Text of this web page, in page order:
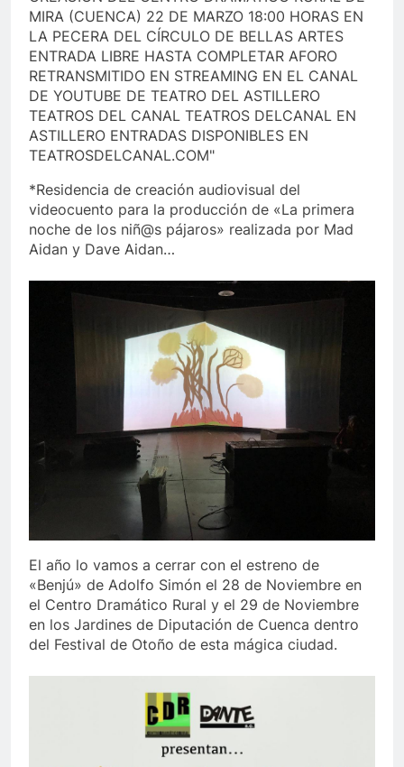
*Residencia de creación audiovisual del
videocuento para la producción de «La primera
noche de los niñ@s pájaros» realizada por Mad
Aidan y Dave Aidan…
El año lo vamos a cerrar con el estreno de
«Benjú» de Adolfo Simón el 28 de Noviembre en
el Centro Dramático Rural y el 29 de Noviembre
en los Jardines de Diputación de Cuenca dentro
del Festival de Otoño de esta mágica ciudad.